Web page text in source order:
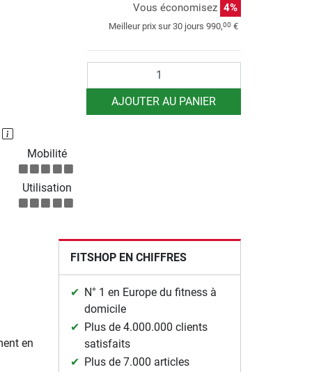
Vous économisez 4%
Meilleur prix sur 30 jours 990,00 €
AJOUTER AU PANIER
Mobilité
Utilisation
en
FITSHOP EN CHIFFRES
N° 1 en Europe du fitness à
domicile
Plus de 4.000.000 clients
satisfaits
Plus de 7.000 articles